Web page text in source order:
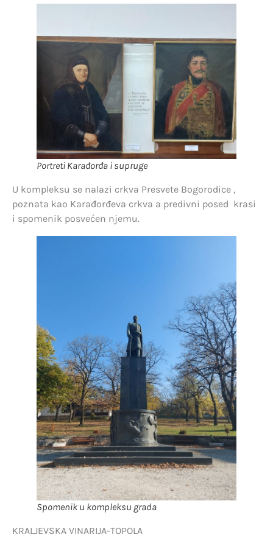
Portreti Karađorđa i supruge
U kompleksu se nalazi crkva Presvete Bogorodice ,
poznata kao Karađorđeva crkva a predivni posed krasi
i spomenik posvećen njemu.
Spomenik u kompleksu grada
KRALJEVSKA VINARIJA-TOPOLA